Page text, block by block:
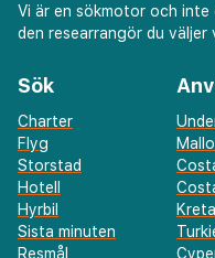
Vi är en sökmotor och inte
den researrangör du väljer
Sök
Charter
Flyg
Storstad
Hotell
Hyrbil
Sista minuten
Resmål
Kreta